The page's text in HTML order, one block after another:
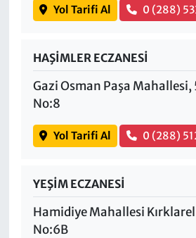
Yol Tarifi Al 0 (288)
HAŞİMLER ECZANESİ
Gazi Osman Paşa
No:8
Yol Tarifi Al 0 (288)
YEŞİM ECZANESİ
Hamidiye Mahallesi
No:6B